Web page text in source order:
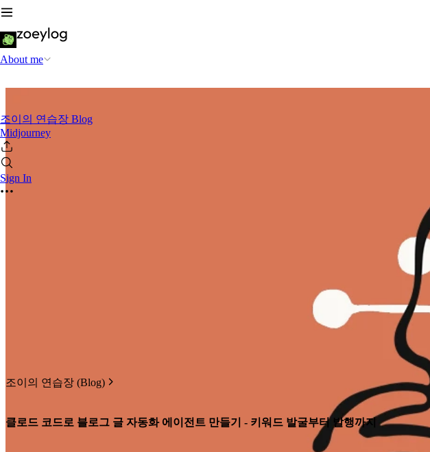
About me
조이의 연습장 Blog
Midjourney
Sign In
조이의 연습장 (Blog)
클로드 코드로 블로그 글 자동화 에이전트 만들기 - 키워드 발굴부터 발행까지